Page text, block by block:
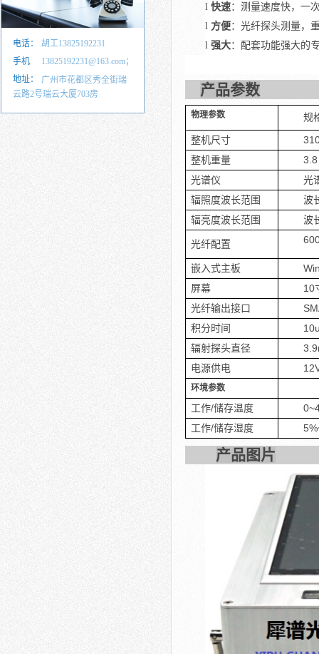
电话：
胡工13825192231
手机
号：
13825192231@163.com；
35857583@qq.com
地址：
广州市花都区秀全街瑞
云路2号瑞云大厦703房
l 快速：测量速度快，一
l 方便：光纤探头测量，
l 强大：配套功能强大的
产品参数
物理参数
规
整机尺寸
整机重量
光谱仪
光
辐照度波长范围
波
辐亮度波长范围
波
光纤配置
嵌入式主板
屏幕
10
光纤输出接口
积分时间
辐射探头直径
电源供电
环境参数
工作/储存温度
工作/储存湿度
产品图片